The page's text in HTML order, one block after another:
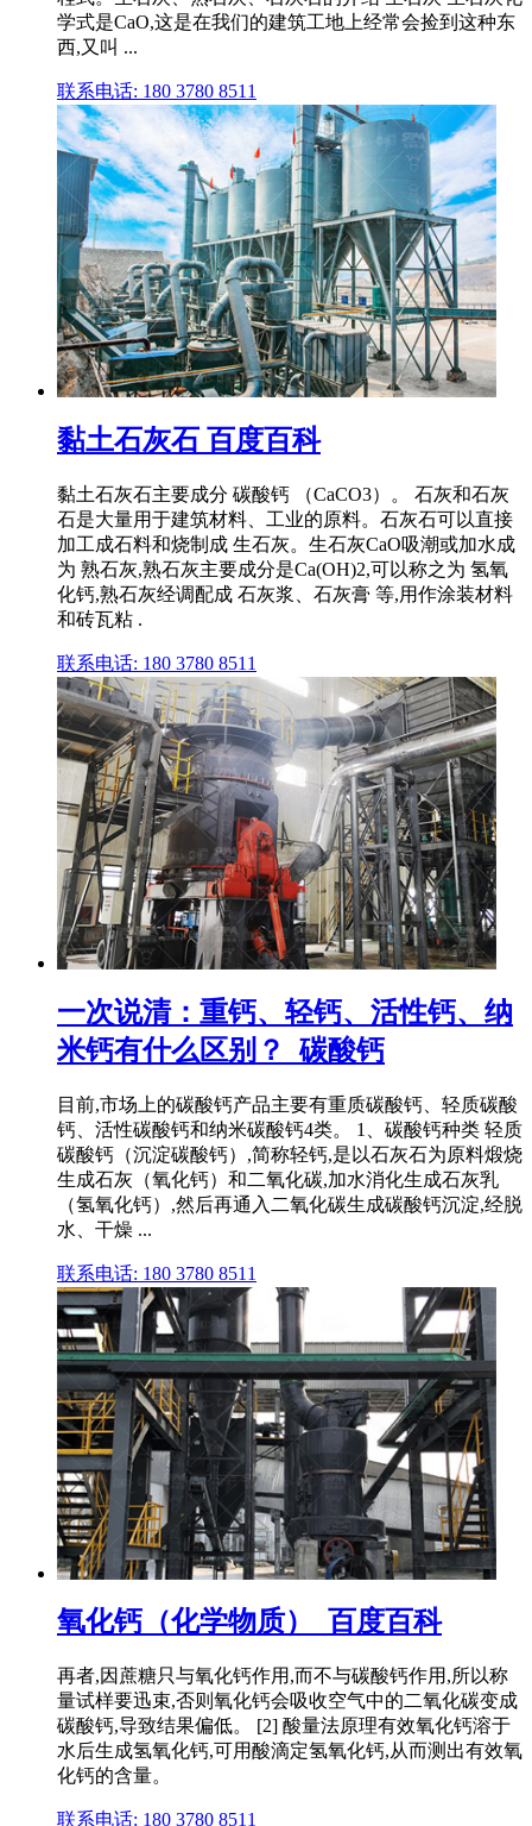
学式是CaO,这是在我们的建筑工地上经常会捡到这种东
西,又叫 ...
联系电话: 180 3780 8511
黏土石灰石 百度百科
黏土石灰石主要成分 碳酸钙 （CaCO3）。 石灰和石灰
石是大量用于建筑材料、工业的原料。石灰石可以直接
加工成石料和烧制成 生石灰。生石灰CaO吸潮或加水成
为 熟石灰,熟石灰主要成分是Ca(OH)2,可以称之为 氢氧
化钙,熟石灰经调配成 石灰浆、石灰膏 等,用作涂装材料
和砖瓦粘 .
联系电话: 180 3780 8511
一次说清：重钙、轻钙、活性钙、纳
米钙有什么区别？_碳酸钙
目前,市场上的碳酸钙产品主要有重质碳酸钙、轻质碳酸
钙、活性碳酸钙和纳米碳酸钙4类。 1、碳酸钙种类 轻质
碳酸钙（沉淀碳酸钙）,简称轻钙,是以石灰石为原料煅烧
生成石灰（氧化钙）和二氧化碳,加水消化生成石灰乳
（氢氧化钙）,然后再通入二氧化碳生成碳酸钙沉淀,经脱
水、干燥 ...
联系电话: 180 3780 8511
氧化钙（化学物质）_百度百科
再者,因蔗糖只与氧化钙作用,而不与碳酸钙作用,所以称
量试样要迅束,否则氧化钙会吸收空气中的二氧化碳变成
碳酸钙,导致结果偏低。 [2] 酸量法原理有效氧化钙溶于
水后生成氢氧化钙,可用酸滴定氢氧化钙,从而测出有效氧
化钙的含量。
联系电话: 180 3780 8511